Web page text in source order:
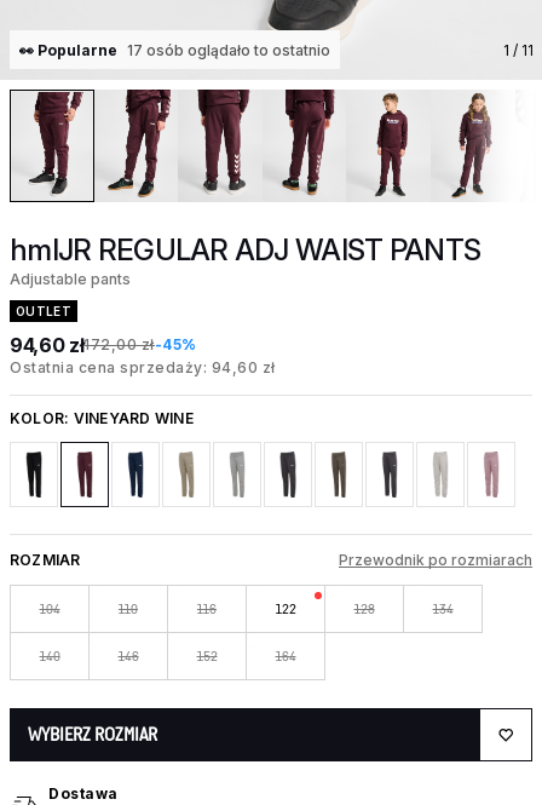
👀 Popularne 17 osób oglądało to ostatnio 1 / 11
hmlJR REGULAR ADJ WAIST PANTS
Adjustable pants
OUTLET
94,60 zł172,00 zł-45%
Ostatnia cena sprzedaży: 94,60 zł
KOLOR: VINEYARD WINE
ROZMIAR Przewodnik po rozmiarach
104 110 116 122 128 134
140 146 152 164
WYBIERZ ROZMIAR
Dostawa